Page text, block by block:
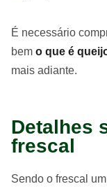
É necessário
bem o que é
mais adiante.
Detalhes
frescal
Sendo o frescal